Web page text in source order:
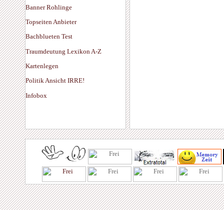
Banner Rohlinge
Topseiten Anbieter
Bachblueten Test
Traumdeutung Lexikon A-Z
Kartenlegen
Politik Ansicht IRRE!
Infobox